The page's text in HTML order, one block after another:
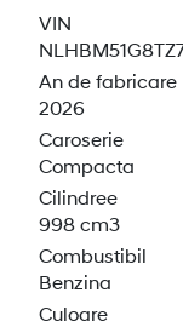
VIN
An de fabricare
2026
Caroserie
Compacta
Cilindree
998 cm3
Combustibil
Benzina
Culoare